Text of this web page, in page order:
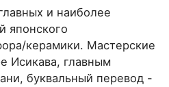
и наиболее
японского
керамики. Мастерские
Исикава, главным
буквальный перевод -